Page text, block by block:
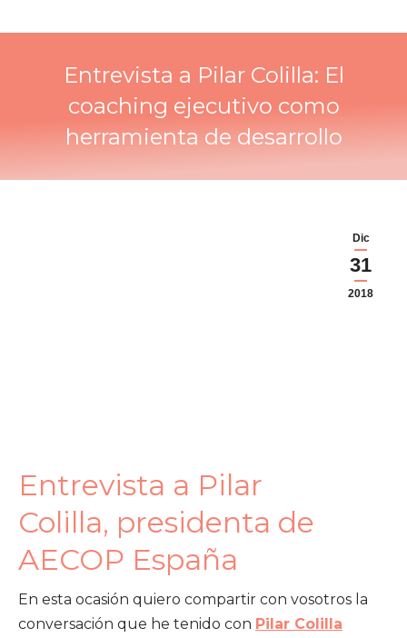
Entrevista a Pilar Colilla: El
coaching ejecutivo como
herramienta de desarrollo
Dic
31
2018
Entrevista a Pilar
Colilla, presidenta de
AECOP España
En esta ocasión quiero compartir con vosotros la
conversación que he tenido con Pilar Colilla